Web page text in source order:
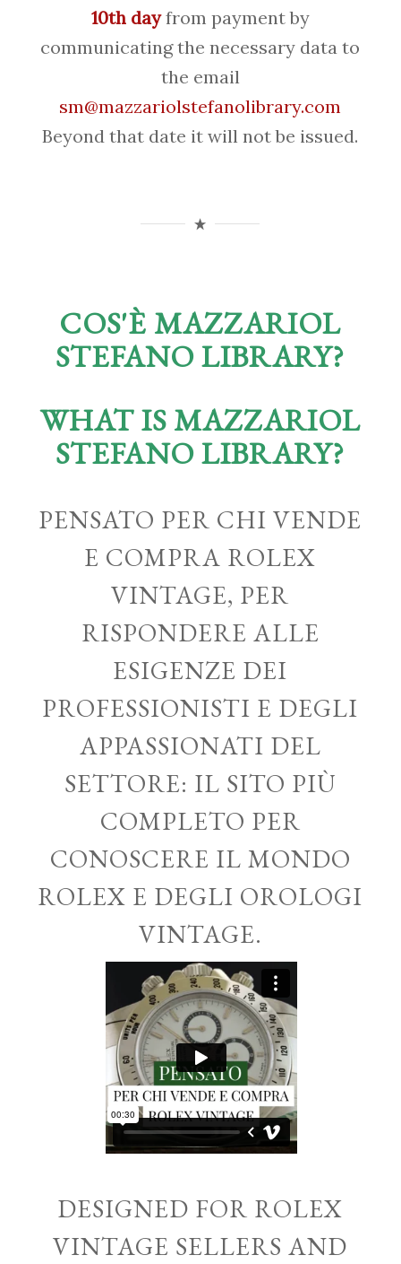
10th dayfrom payment by
communicating the necessary data to
the email
sm@mazzariolstefanolibrary.com
Beyond that date it will not be issued.
COS'È MAZZARIOL
STEFANO LIBRARY?
WHAT IS MAZZARIOL
STEFANO LIBRARY?
PENSATO PER CHI VENDE
E COMPRA ROLEX
VINTAGE, PER
RISPONDERE ALLE
ESIGENZE DEI
PROFESSIONISTI E DEGLI
APPASSIONATI DEL
SETTORE: IL SITO PIÙ
COMPLETO PER
CONOSCERE IL MONDO
ROLEX E DEGLI OROLOGI
VINTAGE.
DESIGNED FOR ROLEX
VINTAGE SELLERS AND